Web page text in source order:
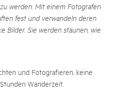
werden: Mit einem Fotografen
fest und verwandeln deren
Bilder. Sie werden staunen, wie
und Fotografieren, keine
Wanderzeit.